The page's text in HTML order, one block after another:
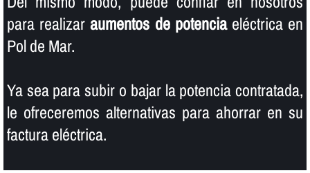
para realizaraumentos de potenciaeléctrica en
Pol de Mar.
Ya sea para subir o bajar la potencia contratada,
le ofreceremos alternativas para ahorrar en su
factura eléctrica.